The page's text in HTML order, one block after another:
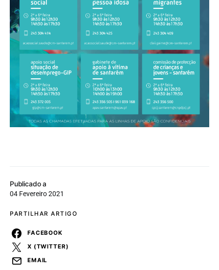
Publicado a
04 Fevereiro 2021
PARTILHAR ARTIGO
FACEBOOK
X (TWITTER)
EMAIL